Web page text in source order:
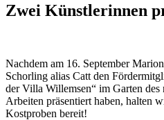
Zwei Künstlerinnen
Nachdem am 16. September
Schorling alias Catt den
der Villa Willemsen“ im Garten des
Arbeiten präsentiert haben, halten
Kostproben bereit!